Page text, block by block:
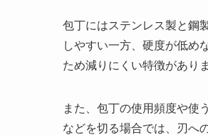
包丁にはステンレス製と鋼
しやすい一方、硬度が低め
ため減りにくい特徴があり
また、包丁の使用頻度や使
などを切る場合では、刃へ